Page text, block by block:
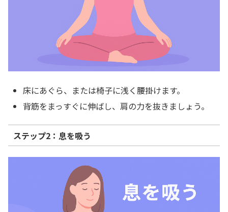
床にあぐら、または椅子に浅く腰掛けます。
背筋をまっすぐに伸ばし、肩の力を抜きましょう。
ステップ2：息を吸う